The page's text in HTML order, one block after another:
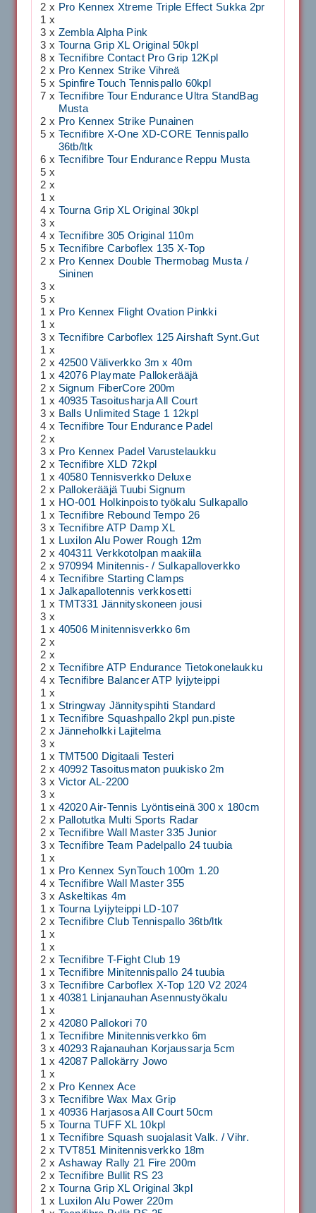
2 x Pro Kennex Xtreme Triple Effect Sukka 2pr
1 x
3 x Zembla Alpha Pink
3 x Tourna Grip XL Original 50kpl
8 x Tecnifibre Contact Pro Grip 12Kpl
2 x Pro Kennex Strike Vihreä
5 x Spinfire Touch Tennispallo 60kpl
7 x Tecnifibre Tour Endurance Ultra StandBag
Musta
2 x Pro Kennex Strike Punainen
5 x Tecnifibre X-One XD-CORE Tennispallo
36tb/ltk
6 x Tecnifibre Tour Endurance Reppu Musta
5 x
2 x
1 x
4 x Tourna Grip XL Original 30kpl
3 x
4 x Tecnifibre 305 Original 110m
5 x Tecnifibre Carboflex 135 X-Top
2 x Pro Kennex Double Thermobag Musta /
Sininen
3 x
5 x
1 x Pro Kennex Flight Ovation Pinkki
1 x
3 x Tecnifibre Carboflex 125 Airshaft Synt.Gut
1 x
2 x 42500 Väliverkko 3m x 40m
1 x 42076 Playmate Pallokerääjä
2 x Signum FiberCore 200m
1 x 40935 Tasoitusharja All Court
3 x Balls Unlimited Stage 1 12kpl
4 x Tecnifibre Tour Endurance Padel
2 x
3 x Pro Kennex Padel Varustelaukku
2 x Tecnifibre XLD 72kpl
1 x 40580 Tennisverkko Deluxe
2 x Pallokerääjä Tuubi Signum
1 x HO-001 Holkinpoisto työkalu Sulkapallo
1 x Tecnifibre Rebound Tempo 26
3 x Tecnifibre ATP Damp XL
1 x Luxilon Alu Power Rough 12m
2 x 404311 Verkkotolpan maakiila
2 x 970994 Minitennis- / Sulkapalloverkko
4 x Tecnifibre Starting Clamps
1 x Jalkapallotennis verkkosetti
1 x TMT331 Jännityskoneen jousi
3 x
1 x 40506 Minitennisverkko 6m
2 x
2 x
2 x Tecnifibre ATP Endurance Tietokonelaukku
4 x Tecnifibre Balancer ATP lyijyteippi
1 x
1 x Stringway Jännityspihti Standard
1 x Tecnifibre Squashpallo 2kpl pun.piste
2 x Jänneholkki Lajitelma
3 x
1 x TMT500 Digitaali Testeri
2 x 40992 Tasoitusmaton puukisko 2m
3 x Victor AL-2200
3 x
1 x 42020 Air-Tennis Lyöntiseinä 300 x 180cm
2 x Pallotutka Multi Sports Radar
2 x Tecnifibre Wall Master 335 Junior
3 x Tecnifibre Team Padelpallo 24 tuubia
1 x
1 x Pro Kennex SynTouch 100m 1.20
4 x Tecnifibre Wall Master 355
3 x Askeltikas 4m
1 x Tourna Lyijyteippi LD-107
2 x Tecnifibre Club Tennispallo 36tb/ltk
1 x
1 x
2 x Tecnifibre T-Fight Club 19
1 x Tecnifibre Minitennispallo 24 tuubia
3 x Tecnifibre Carboflex X-Top 120 V2 2024
1 x 40381 Linjanauhan Asennustyökalu
1 x
2 x 42080 Pallokori 70
1 x Tecnifibre Minitennisverkko 6m
3 x 40293 Rajanauhan Korjaussarja 5cm
1 x 42087 Pallokärry Jowo
1 x
2 x Pro Kennex Ace
3 x Tecnifibre Wax Max Grip
1 x 40936 Harjasosa All Court 50cm
5 x Tourna TUFF XL 10kpl
1 x Tecnifibre Squash suojalasit Valk. / Vihr.
2 x TVT851 Minitennisverkko 18m
2 x Ashaway Rally 21 Fire 200m
2 x Tecnifibre Bullit RS 23
2 x Tourna Grip XL Original 3kpl
1 x Luxilon Alu Power 220m